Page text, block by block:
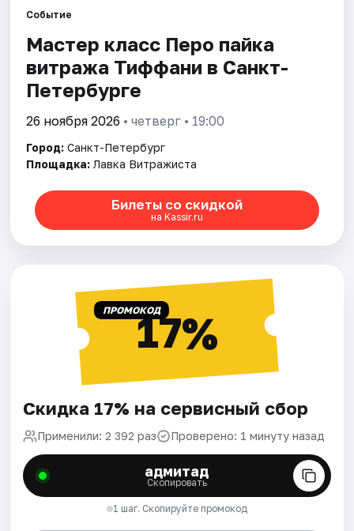
Города
Площадки
Артисты
Рейтинги
Событие
Мастер класс Перо пайка
витража Тиффани в Санкт-
Петербурге
26 ноября 2026 • четверг • 19:00
Город: Санкт-Петербург
Площадка: Лавка Витражиста
Билеты со скидкой
на Kassir.ru
ПРОМОКОД17%
Скидка 17% на сервисный сбор
Применили: 2 392 раз Проверено: 1 минуту назад
адмитад
Скопировать
1 шаг. Скопируйте промокод